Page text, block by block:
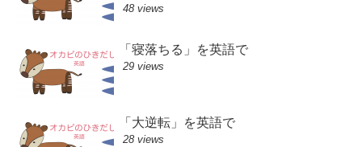
48 views
「寝落ちる」を英語で
29 views
「大逆転」を英語で
28 views